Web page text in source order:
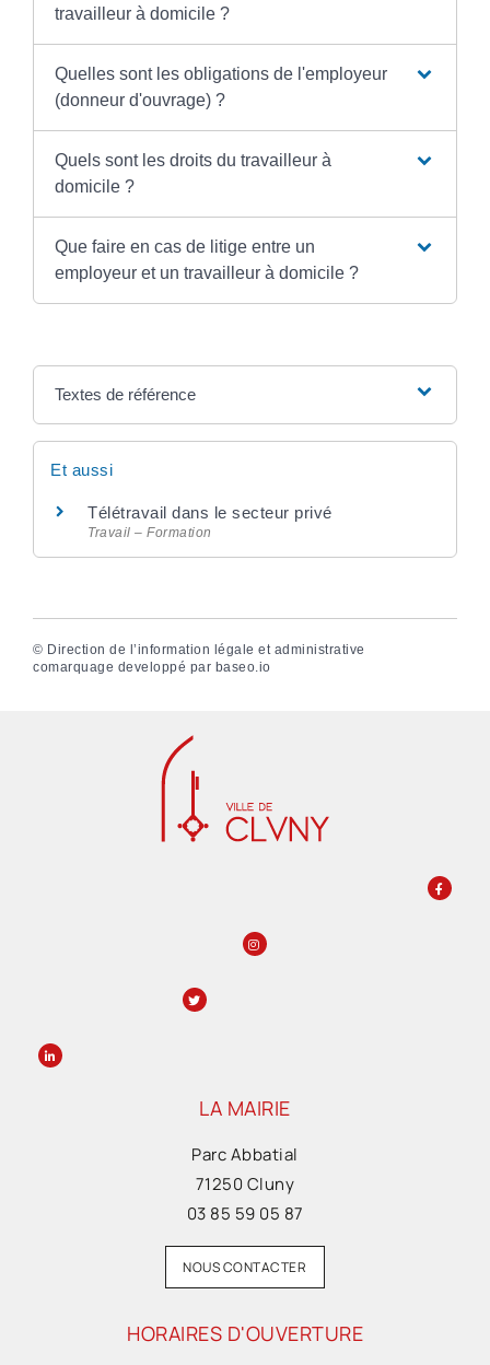
travailleur à domicile ?
Quelles sont les obligations de l'employeur
(donneur d'ouvrage) ?
Quels sont les droits du travailleur à
domicile ?
Que faire en cas de litige entre un
employeur et un travailleur à domicile ?
Textes de référence
Et aussi
Télétravail dans le secteur privé
Travail – Formation
© Direction de l’information légale et administrative
comarquage developpé par baseo.io
LA MAIRIE
Parc Abbatial
71250 Cluny
03 85 59 05 87
NOUS CONTACTER
HORAIRES D'OUVERTURE